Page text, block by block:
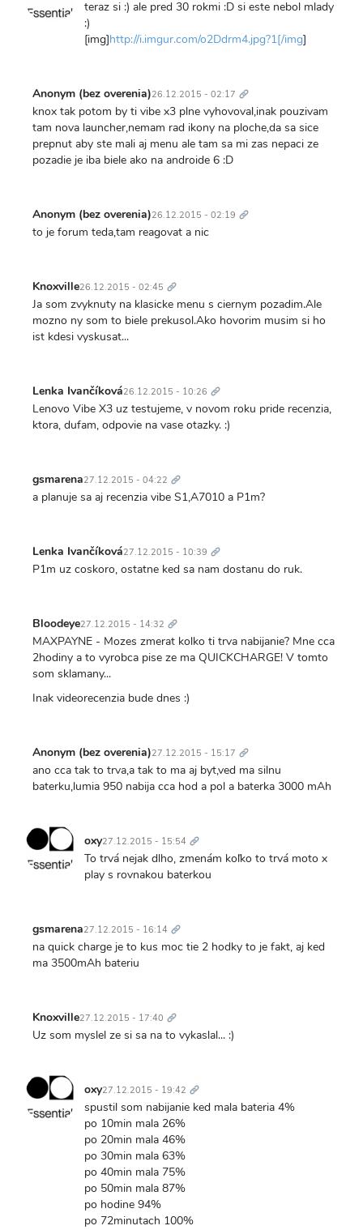
teraz si :) ale pred 30 rokmi :D si este nebol mlady
:)
[img]http://i.imgur.com/o2Ddrm4.jpg?1[/img]
Anonym (bez overenia)26.12.2015 - 02:17 odkaz
knox tak potom by ti vibe x3 plne vyhovoval,inak pouzivam
tam nova launcher,nemam rad ikony na ploche,da sa sice
prepnut aby ste mali aj menu ale tam sa mi zas nepaci ze
pozadie je iba biele ako na androide 6 :D
Anonym (bez overenia)26.12.2015 - 02:19 odkaz
to je forum teda,tam reagovat a nic
Knoxville26.12.2015 - 02:45 odkaz
Ja som zvyknuty na klasicke menu s ciernym pozadim.Ale
mozno ny som to biele prekusol.Ako hovorim musim si ho
ist kdesi vyskusat...
Lenka Ivančíková26.12.2015 - 10:26 odkaz
Lenovo Vibe X3 uz testujeme, v novom roku pride recenzia,
ktora, dufam, odpovie na vase otazky. :)
gsmarena27.12.2015 - 04:22 odkaz
a planuje sa aj recenzia vibe S1,A7010 a P1m?
Lenka Ivančíková27.12.2015 - 10:39 odkaz
P1m uz coskoro, ostatne ked sa nam dostanu do ruk.
Bloodeye27.12.2015 - 14:32 odkaz
MAXPAYNE - Mozes zmerat kolko ti trva nabijanie? Mne cca
2hodiny a to vyrobca pise ze ma QUICKCHARGE! V tomto
som sklamany...
Inak videorecenzia bude dnes :)
Anonym (bez overenia)27.12.2015 - 15:17 odkaz
ano cca tak to trva,a tak to ma aj byt,ved ma silnu
baterku,lumia 950 nabija cca hod a pol a baterka 3000 mAh
oxy27.12.2015 - 15:54 odkaz
To trvá nejak dlho, zmenám koľko to trvá moto x
play s rovnakou baterkou
gsmarena27.12.2015 - 16:14 odkaz
na quick charge je to kus moc tie 2 hodky to je fakt, aj ked
ma 3500mAh bateriu
Knoxville27.12.2015 - 17:40 odkaz
Uz som myslel ze si sa na to vykaslal... :)
oxy27.12.2015 - 19:42 odkaz
spustil som nabijanie ked mala bateria 4%
po 10min mala 26%
po 20min mala 46%
po 30min mala 63%
po 40min mala 75%
po 50min mala 87%
po hodine 94%
po 72minutach 100%